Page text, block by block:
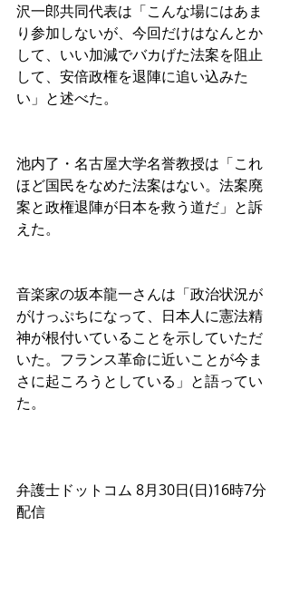
沢一郎共同代表は「こんな場にはあま
り参加しないが、今回だけはなんとか
して、いい加減でバカげた法案を阻止
して、安倍政権を退陣に追い込みた
い」と述べた。
池内了・名古屋大学名誉教授は「これ
ほど国民をなめた法案はない。法案廃
案と政権退陣が日本を救う道だ」と訴
えた。
音楽家の坂本龍一さんは「政治状況が
がけっぷちになって、日本人に憲法精
神が根付いていることを示していただ
いた。フランス革命に近いことが今ま
さに起ころうとしている」と語ってい
た。
弁護士ドットコム 8月30日(日)16時7分
配信